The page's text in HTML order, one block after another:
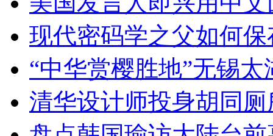
现代密码学之父如何
“中华赏樱胜地”无锡
清华设计师投身胡同